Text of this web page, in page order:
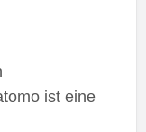
ist eine